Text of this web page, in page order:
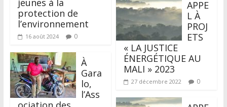
jeunes à la
protection de
l’environnement
16 août 2024 0
À
Gara
lo,
l’Ass
APPE
L À
PROJ
ETS
« LA JUSTICE
ÉNERGÉTIQUE AU
MALI » 2023
27 décembre 2022 0